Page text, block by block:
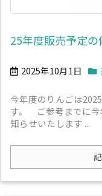
25年度販売予定の
2025年10月1日
今年度のりんごは
す。 ご参考までに今
知らせいたします ...